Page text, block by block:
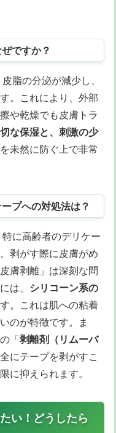
ですか？
脂の分泌が減少し、
。これにより、外部
や乾燥でも皮膚トラ
な保湿と、刺激の少
未然に防ぐ上で非常
プへの対処法は？
に高齢者のデリケー
剥がす際に皮膚がめ
膚剥離」は深刻な問
は、 シリコーン系の
。これは肌への粘着
のが特徴です。ま
「剥離剤（リムーバ
にテープを剥がすこ
に抑えられます。
い！どうしたら